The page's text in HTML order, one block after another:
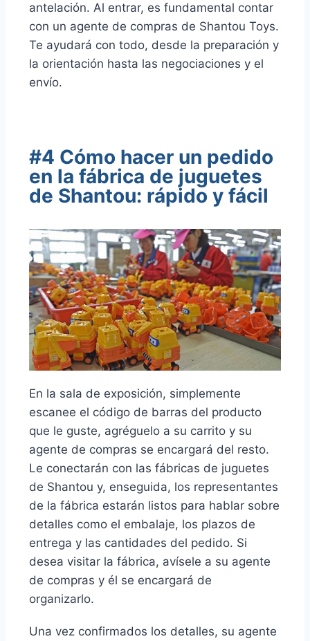
antelación. Al entrar, es fundamental contar
con un agente de compras de Shantou Toys.
Te ayudará con todo, desde la preparación y
la orientación hasta las negociaciones y el
envío.
#4 Cómo hacer un pedido
en la fábrica de juguetes
de Shantou: rápido y fácil
En la sala de exposición, simplemente
escanee el código de barras del producto
que le guste, agréguelo a su carrito y su
agente de compras se encargará del resto.
Le conectarán con las fábricas de juguetes
de Shantou y, enseguida, los representantes
de la fábrica estarán listos para hablar sobre
detalles como el embalaje, los plazos de
entrega y las cantidades del pedido. Si
desea visitar la fábrica, avísele a su agente
de compras y él se encargará de
organizarlo.
Una vez confirmados los detalles, su agente